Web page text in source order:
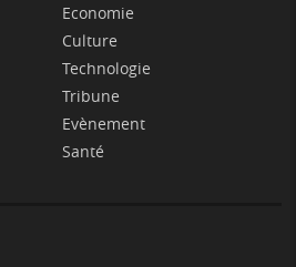
Economie
Culture
Technologie
Tribune
Evènement
Santé